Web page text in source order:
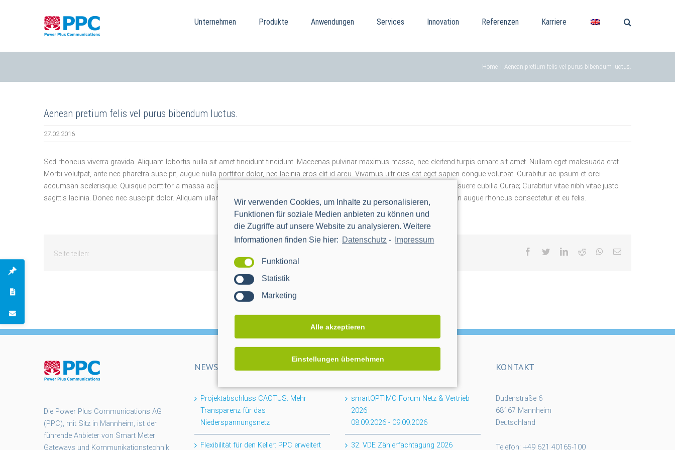
Wir verwenden Cookies, um Inhalte zu personalisieren,
Funktionen für soziale Medien anbieten zu können und
die Zugriffe auf unsere Website zu analysieren. Weitere
Informationen finden Sie hier: Datenschutz - Impressum
Funktional
Statistik
Marketing
Alle akzeptieren
Einstellungen übernehmen
Unternehmen Produkte Anwendungen Services Innovation Referenzen Karriere
Home Aenean pretium felis vel purus bibendum luctus.
Aenean pretium felis vel purus bibendum luctus.
27.02.2016
Sed rhoncus viverra gravida. Aliquam lobortis nulla sit amet tincidunt tincidunt. Maecenas pulvinar maximus massa, nec eleifend turpis ornare sit amet. Nullam eget malesuada erat.
Morbi volutpat, ante nec pharetra suscipit, augue nulla porttitor dolor, nec lacinia eros elit id arcu. Vivamus ultricies est eget sapien congue volutpat. Curabitur ac ipsum et orci
accumsan scelerisque. Quisque porttitor a massa ac porttitor. Vestibulum ante ipsum primis in faucibus orci luctus et ultrices posuere cubilia Curae; Curabitur vitae nibh vitae justo
sagittis lacinia. Donec nec suscipit dolor. Aliquam ullamcorper nulla nec massa vestibulum mattis. Maecenas ullamcorper lacus in augue rhoncus consectetur et eu felis.
Seite teilen: facebooktwitterlinkedinreddit whatsappEmail
Die Power Plus Communications AG
(PPC), mit Sitz in Mannheim, ist der
führende Anbieter von Smart Meter
Gateways und Kommunikationstechnik
NEWS
Projektabschluss CACTUS: Mehr
Transparenz für das
Niederspannungsnetz
Flexibilität für den Keller: PPC erweitert
smartOPTIMO Forum Netz & Vertrieb
2026
08.09.2026 - 09.09.2026
32. VDE Zählerfachtagung 2026
KONTAKT
Dudenstraße 6
68167 Mannheim
Deutschland
Telefon: +49 621 40165-100